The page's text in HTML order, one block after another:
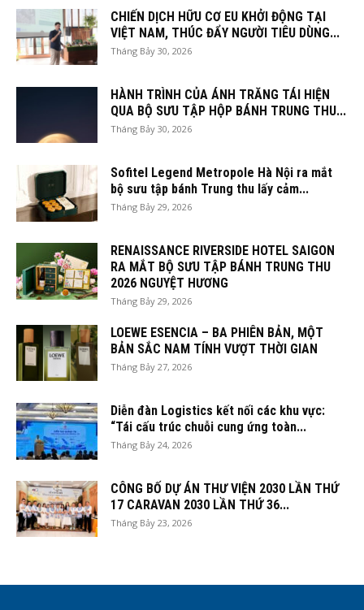
CHIẾN DỊCH HỮU CƠ EU KHỞI ĐỘNG TẠI
VIỆT NAM, THÚC ĐẨY NGƯỜI TIÊU DÙNG...
Tháng Bảy 30, 2026
HÀNH TRÌNH CỦA ÁNH TRĂNG TÁI HIỆN
QUA BỘ SƯU TẬP HỘP BÁNH TRUNG THU...
Tháng Bảy 30, 2026
Sofitel Legend Metropole Hà Nội ra mắt
bộ sưu tập bánh Trung thu lấy cảm...
Tháng Bảy 29, 2026
RENAISSANCE RIVERSIDE HOTEL SAIGON
RA MẮT BỘ SƯU TẬP BÁNH TRUNG THU
2026 NGUYỆT HƯƠNG
Tháng Bảy 29, 2026
LOEWE ESENCIA – BA PHIÊN BẢN, MỘT
BẢN SẮC NAM TÍNH VƯỢT THỜI GIAN
Tháng Bảy 27, 2026
Diễn đàn Logistics kết nối các khu vực:
“Tái cấu trúc chuỗi cung ứng toàn...
Tháng Bảy 24, 2026
CÔNG BỐ DỰ ÁN THƯ VIỆN 2030 LẦN THỨ
17 CARAVAN 2030 LẦN THỨ 36...
Tháng Bảy 23, 2026